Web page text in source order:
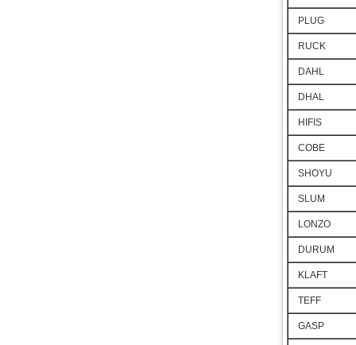
PLUG
RUCK
DAHL
DHAL
HIFIS
COBE
SHOYU
SLUM
LONZO
DURUM
KLAFT
TEFF
GASP